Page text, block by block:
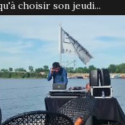
choisir son jeudi...